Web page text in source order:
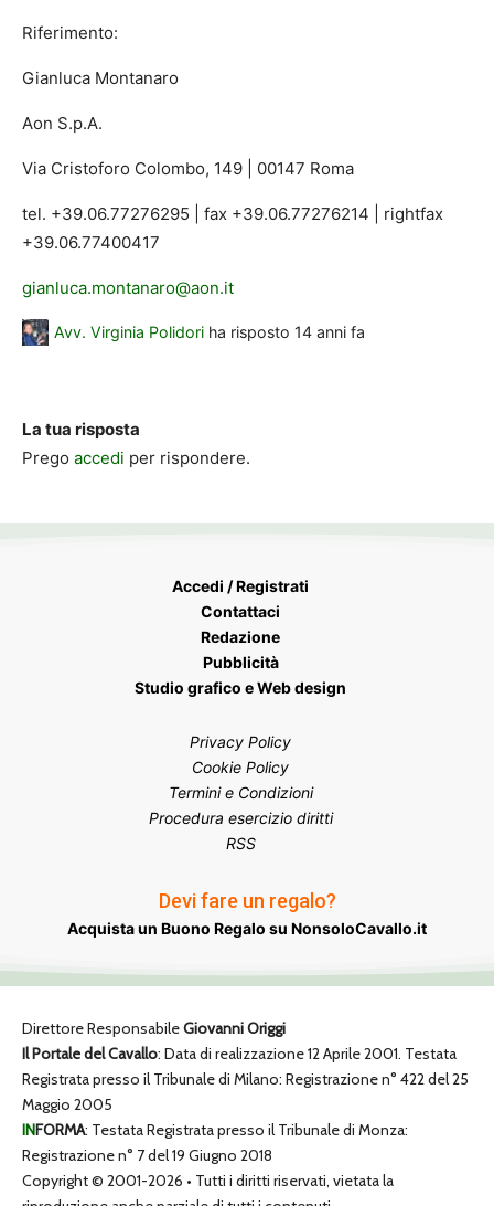
Riferimento:
Gianluca Montanaro
Aon S.p.A.
Via Cristoforo Colombo, 149 | 00147 Roma
tel. +39.06.77276295 | fax +39.06.77276214 | rightfax
+39.06.77400417
gianluca.montanaro@aon.it
Avv. Virginia Polidori ha risposto 14 anni fa
La tua risposta
Prego accedi per rispondere.
Accedi / Registrati
Contattaci
Redazione
Pubblicità
Studio grafico e Web design
Privacy Policy
Cookie Policy
Termini e Condizioni
Procedura esercizio diritti
RSS
Devi fare un regalo?
Acquista un Buono Regalo su NonsoloCavallo.it
Direttore ResponsabileGiovanni Origgi
Il Portale del Cavallo: Data di realizzazione 12 Aprile 2001. Testata
Registrata presso il Tribunale di Milano: Registrazione n° 422 del 25
Maggio 2005
INFORMA: Testata Registrata presso il Tribunale di Monza:
Registrazione n° 7 del 19 Giugno 2018
Copyright © 2001-2026 • Tutti i diritti riservati, vietata la